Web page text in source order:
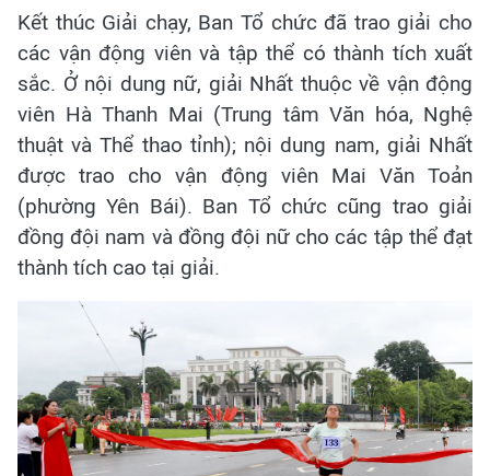
Kết thúc Giải chạy, Ban Tổ chức đã trao giải cho
các vận động viên và tập thể có thành tích xuất
sắc. Ở nội dung nữ, giải Nhất thuộc về vận động
viên Hà Thanh Mai (Trung tâm Văn hóa, Nghệ
thuật và Thể thao tỉnh); nội dung nam, giải Nhất
được trao cho vận động viên Mai Văn Toản
(phường Yên Bái). Ban Tổ chức cũng trao giải
đồng đội nam và đồng đội nữ cho các tập thể đạt
thành tích cao tại giải.